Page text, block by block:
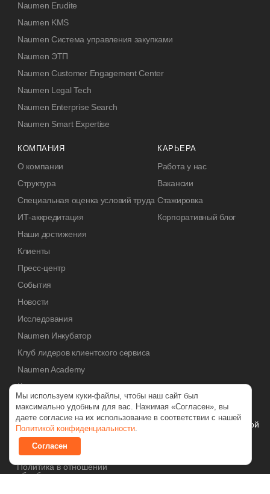
© 2026 NAUMEN
Технологические разработки осуществляются при грантовой
поддержке Российского фонда развития информационных
технологий (РФРИТ)
Политика в отношении
обработки персональных данных
Naumen Erudite
Naumen KMS
Naumen Система управления закупками
Naumen ЭТП
Naumen Customer Engagement Center
Naumen Legal Tech
Naumen Enterprise Search
Naumen Smart Expertise
КОМПАНИЯ
О компании
Структура
Специальная оценка условий труда
ИТ-аккредитация
Наши достижения
Клиенты
Пресс-центр
События
Новости
Исследования
Naumen Инкубатор
Клуб лидеров клиентского сервиса
Naumen Academy
Контакты
КАРЬЕРА
Работа у нас
Вакансии
Стажировка
Корпоративный блог
Мы используем куки-файлы, чтобы наш сайт был
максимально удобным для вас. Нажимая «Согласен», вы
даете согласие на их использование в соответствии с нашей
Политикой конфиденциальности.
Согласен